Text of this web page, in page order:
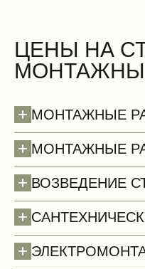
ЦЕНЫ НА
+ МОНТАЖНЫЕ
+ МОНТАЖНЫЕ
+ ВОЗВЕДЕНИЕ
+
+